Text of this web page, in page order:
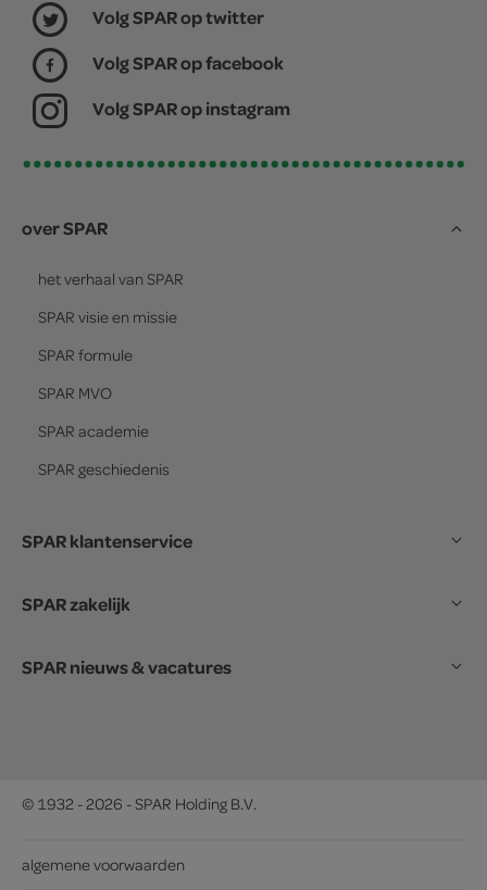
Volg SPAR op twitter
Volg SPAR op facebook
Volg SPAR op instagram
over SPAR
het verhaal van SPAR
SPAR visie en missie
SPAR formule
SPAR MVO
SPAR academie
SPAR geschiedenis
SPAR klantenservice
SPAR zakelijk
SPAR nieuws & vacatures
© 1932 - 2026 - SPAR Holding B.V.
algemene voorwaarden